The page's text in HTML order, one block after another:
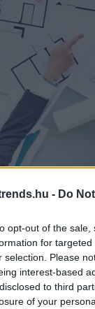
- Do
opt-out of the
for
selection. Please
interest-based
to third
of your
értésének és
meg,
meg a